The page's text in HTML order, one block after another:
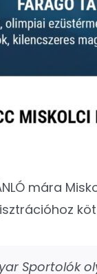
mára
Sportolók